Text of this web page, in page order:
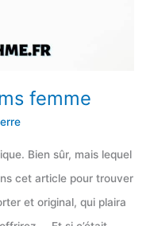
femme
Bien sûr, mais lequel
cet article pour trouver
et original, qui plaira